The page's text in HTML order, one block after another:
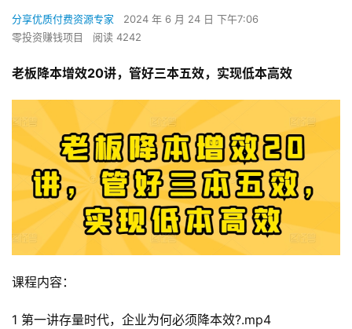
分享优质付费资源专家
2024 年 6 月 24 日 下午7:06
零投资赚钱项目
阅读 4242
老板降本增效20讲，管好三本五效，实现低本高效
课程内容：
1 第一讲存量时代，企业为何必须降本效?.mp4